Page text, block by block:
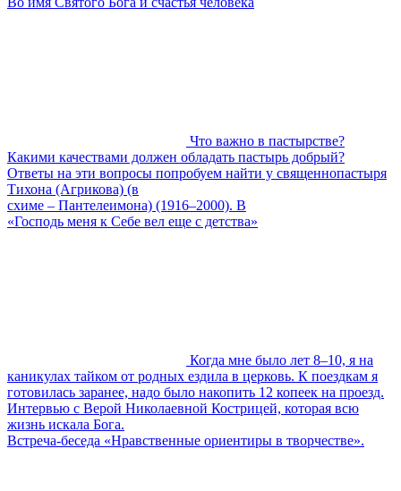
Что важно в пастырстве?
Какими качествами должен обладать пастырь добрый?
Ответы на эти вопросы попробуем найти у священнопастыря
Тихона (Агрикова) (в
схиме – Пантелеимона) (1916–2000). В
«Господь меня к Себе вел еще с детства»
Когда мне было лет 8–10, я на
каникулах тайком от родных ездила в церковь. К поездкам я
готовилась заранее, надо было накопить 12 копеек на проезд.
Интервью с Верой Николаевной Кострицей, которая всю
жизнь искала Бога.
Встреча-беседа «Нравственные ориентиры в творчестве».